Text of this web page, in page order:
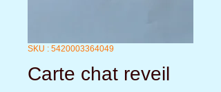
SKU : 5420003364049
Carte chat reveil